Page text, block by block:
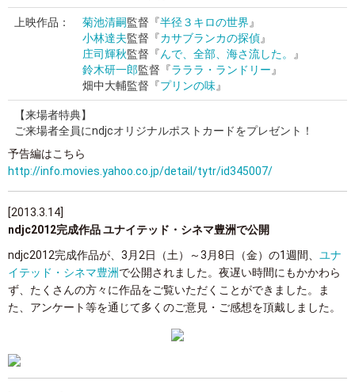
上映作品： 菊池清嗣監督『半径３キロの世界 』
小林達夫監督『カサブランカの探偵』
庄司輝秋監督『んで、全部、海さ流した。
』
鈴木研一郎監督『ラララ・ランドリー 』
畑中大輔監督『プリンの味』
【来場者特典】
ご来場者全員にndjcオリジナルポストカードをプレゼント！
予告編はこちら
http://info.movies.yahoo.co.jp/detail/tytr/id345007/
[2013.3.14]
ndjc2012完成作品 ユナイテッド・シネマ豊洲で公開
ndjc2012完成作品が、3月2日（土）～3月8日（金）の1週間、 ユナ
イテッド・シネマ豊洲で公開されました。夜遅い時間にもかかわら
ず、たくさんの方々に作品をご覧いただくことができました。ま
た、アンケート等を通じて多くのご意見・ご感想を頂戴しました。